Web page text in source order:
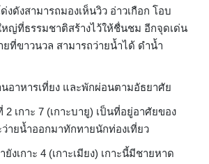
งดังสามารถมองเห็นวิว อ่าวเกือก โอบ
ญ่ที่ธรรมชาติสร้างไว้ให้ชื่นชม อีกจุดเด่น
ที่ขาวนวล สามารถว่ายน้ำได้ ดำน้ำ
อาหารเที่ยง และพักผ่อนตามอัธยาศัย
2 เกาะ 7 (เกาะบายู) เป็นที่อยู่อาศัยของ
ว่ายน้ำออกมาทักทายนักท่องเที่ยว
ยังเกาะ 4 (เกาะเมียง) เกาะนี้มีชายหาด